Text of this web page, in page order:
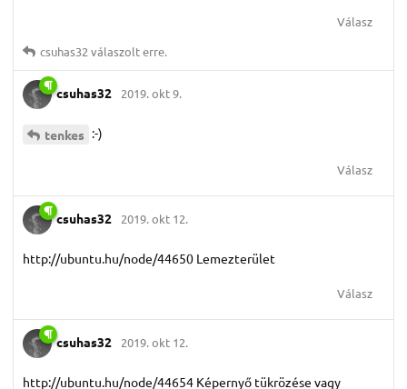
Válasz
csuhas32 válaszolt erre.
csuhas32 2019. okt 9.
tenkes :-)
Válasz
csuhas32 2019. okt 12.
http://ubuntu.hu/node/44650 Lemezterület
Válasz
csuhas32 2019. okt 12.
http://ubuntu.hu/node/44654 Képernyő tükrözése vagy